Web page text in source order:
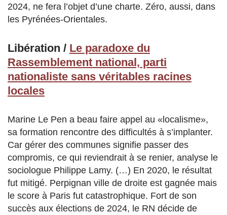
2024, ne fera l’objet d’une charte. Zéro, aussi, dans
les Pyrénées-Orientales.
Libération / Le paradoxe du
Rassemblement national, parti
nationaliste sans véritables racines
locales
Marine Le Pen a beau faire appel au «localisme»,
sa formation rencontre des difficultés à s’implanter.
Car gérer des communes signifie passer des
compromis, ce qui reviendrait à se renier, analyse le
sociologue Philippe Lamy. (…) En 2020, le résultat
fut mitigé. Perpignan ville de droite est gagnée mais
le score à Paris fut catastrophique. Fort de son
succès aux élections de 2024, le RN décide de